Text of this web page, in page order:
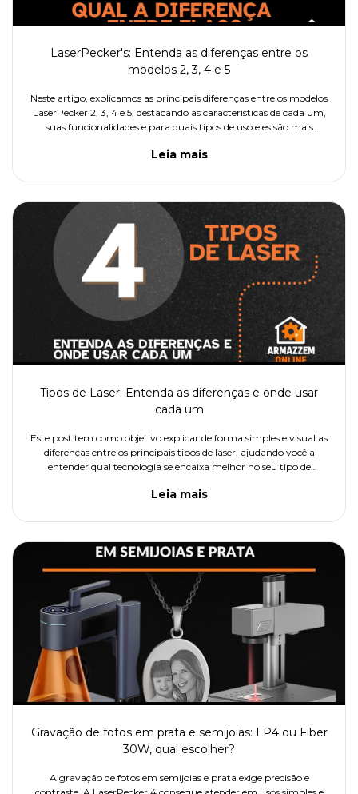
LaserPecker's: Entenda as diferenças entre os
modelos 2, 3, 4 e 5
Neste artigo, explicamos as principais diferenças entre os modelos
LaserPecker 2, 3, 4 e 5, destacando as características de cada um,
suas funcionalidades e para quais tipos de uso eles são mais
melhor às suas necessidades.
Leia mais
Tipos de Laser: Entenda as diferenças e onde usar
cada um
Este post tem como objetivo explicar de forma simples e visual as
diferenças entre os principais tipos de laser, ajudando você a
entender qual tecnologia se encaixa melhor no seu tipo de
Leia mais
Gravação de fotos em prata e semijoias: LP4 ou Fiber
30W, qual escolher?
A gravação de fotos em semijoias e prata exige precisão e